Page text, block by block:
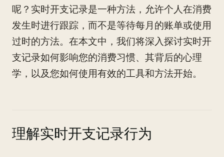
呢？实时开支记录是一种方法，允许个人在消费
发生时进行跟踪，而不是等待每月的账单或使用
过时的方法。在本文中，我们将深入探讨实时开
支记录如何影响您的消费习惯、其背后的心理
学，以及您如何使用有效的工具和方法开始。
理解实时开支记录行为